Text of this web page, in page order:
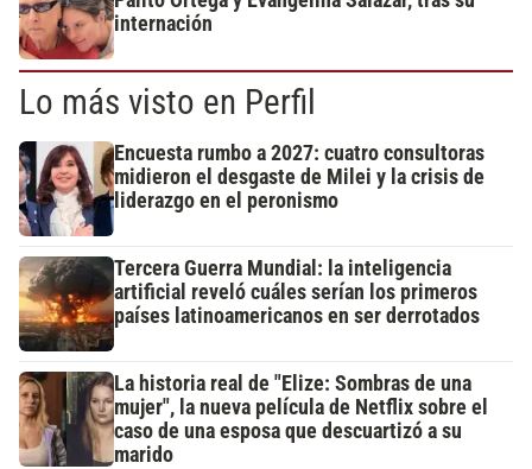
internación
Lo más visto en Perfil
Encuesta rumbo a 2027: cuatro consultoras
midieron el desgaste de Milei y la crisis de
liderazgo en el peronismo
Tercera Guerra Mundial: la inteligencia
artificial reveló cuáles serían los primeros
países latinoamericanos en ser derrotados
La historia real de "Elize: Sombras de una
mujer", la nueva película de Netflix sobre el
caso de una esposa que descuartizó a su
marido